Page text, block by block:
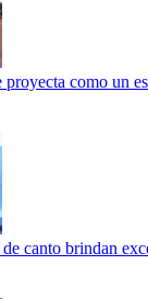
proyecta como un
canto brindan